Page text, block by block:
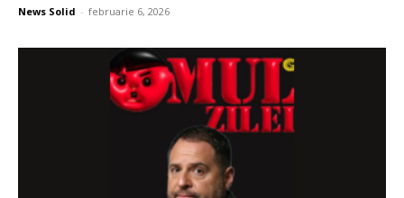
News Solid - februarie 6, 2026